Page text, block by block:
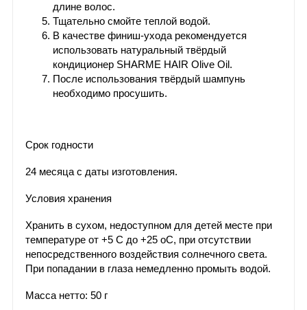
длине волос.
Тщательно смойте теплой водой.
В качестве финиш-ухода рекомендуется
использовать натуральный твёрдый
кондиционер SHARME HAIR Olive Oil.
После использования твёрдый шампунь
необходимо просушить.
Срок годности
24 месяца с даты изготовления.
Условия хранения
Хранить в сухом, недоступном для детей месте при
температуре от +5 С до +25 оС, при отсутствии
непосредственного воздействия солнечного света.
При попадании в глаза немедленно промыть водой.
Масса нетто: 50 г